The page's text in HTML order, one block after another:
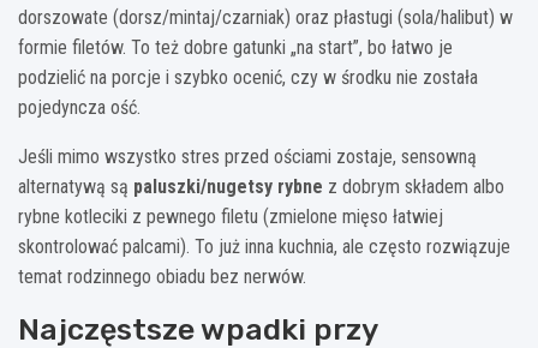
dorszowate (dorsz/mintaj/czarniak) oraz płastugi (sola/halibut) w
formie filetów. To też dobre gatunki „na start”, bo łatwo je
podzielić na porcje i szybko ocenić, czy w środku nie została
pojedyncza ość.
Jeśli mimo wszystko stres przed ościami zostaje, sensowną
alternatywą są paluszki/nugetsy rybne z dobrym składem albo
rybne kotleciki z pewnego filetu (zmielone mięso łatwiej
skontrolować palcami). To już inna kuchnia, ale często rozwiązuje
temat rodzinnego obiadu bez nerwów.
Najczęstsze wpadki przy